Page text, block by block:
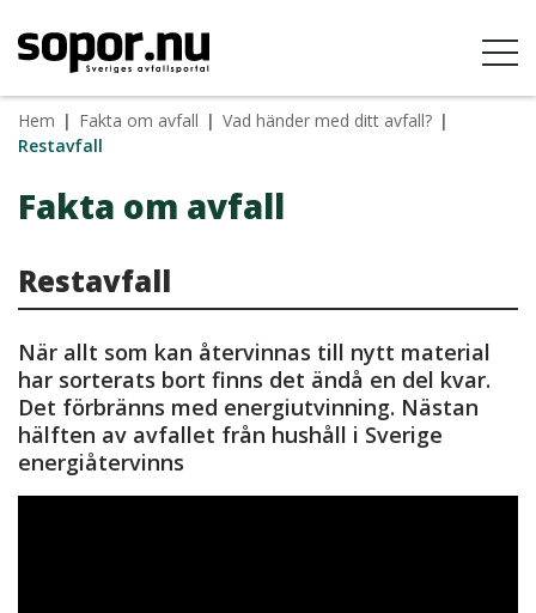
Hem | Fakta om avfall | Vad händer med ditt avfall? |
Restavfall
Fakta om avfall
Restavfall
När allt som kan återvinnas till nytt material
har sorterats bort finns det ändå en del kvar.
Det förbränns med energiutvinning. Nästan
hälften av avfallet från hushåll i Sverige
energiåtervinns